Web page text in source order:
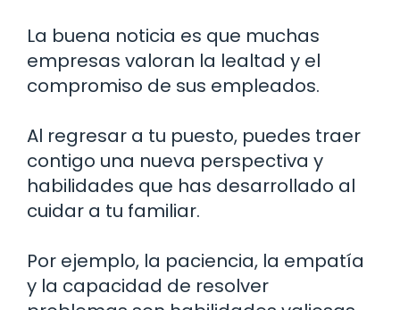
La buena noticia es que muchas
empresas valoran la lealtad y el
compromiso de sus empleados.
Al regresar a tu puesto, puedes traer
contigo una nueva perspectiva y
habilidades que has desarrollado al
cuidar a tu familiar.
Por ejemplo, la paciencia, la empatía
y la capacidad de resolver